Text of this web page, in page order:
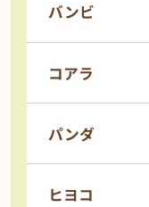
バンビ
コアラ
パンダ
ヒヨコ